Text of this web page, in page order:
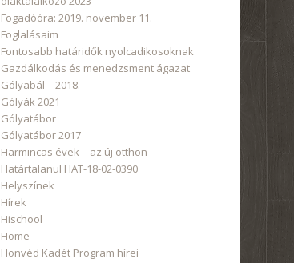
Fogadóóra: 2019. november 11.
Foglalásaim
Fontosabb határidők nyolcadikosoknak
Gazdálkodás és menedzsment ágazat
Gólyabál – 2018.
Gólyák 2021
Gólyatábor
Gólyatábor 2017
Harmincas évek – az új otthon
Határtalanul HAT-18-02-0390
Helyszínek
Hírek
Hischool
Home
Honvéd Kadét Program hírei